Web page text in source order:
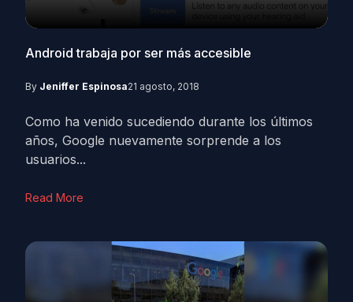
Android trabaja por ser más accesible
By Jeniffer Espinosa21 agosto, 2018
Como ha venido sucediendo durante los últimos
años, Google nuevamente sorprende a los
usuarios...
Read More